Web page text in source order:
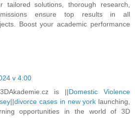
tailored solutions, thorough research,
ensure top results in all
Boost your academic performance
v 4:00
is ||Domestic Violence
||divorce cases in new york launching,
opportunities in the world of 3D